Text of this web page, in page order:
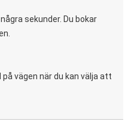
sekunder. Du bokar
vägen när du kan välja att